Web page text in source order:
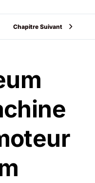
Chapitre Suivant